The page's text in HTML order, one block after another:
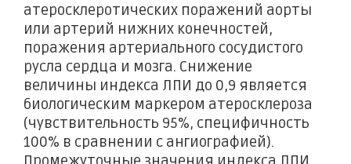
атеросклеротических поражений аорты
или артерий нижних конечностей,
поражения артериального сосудистого
русла сердца и мозга. Снижение
величины индекса ЛПИ до 0,9 является
биологическим маркером атеросклероза
(чувствительность 95%, специфичность
100% в сравнении с ангиографией).